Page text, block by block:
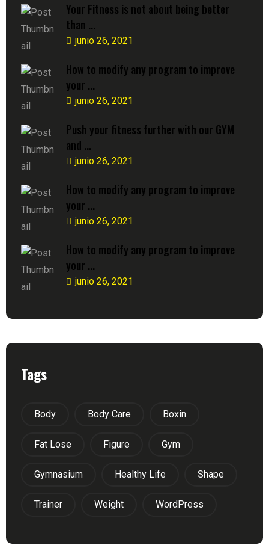
Your Fitness is not about being better
than ...
junio 26, 2021
How to modify any program to improve
your ...
junio 26, 2021
Push your fitness further with our GYM
and ...
junio 26, 2021
How to modify any program to improve
your ...
junio 26, 2021
How to modify any program to improve
your ...
junio 26, 2021
Tags
Body Body Care Boxin
Fat Lose Figure Gym
Gymnasium Healthy Life Shape
Trainer Weight WordPress